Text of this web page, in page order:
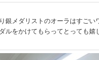
銀メダリストのオーラはすごい
ルをかけてもらってとっても嬉